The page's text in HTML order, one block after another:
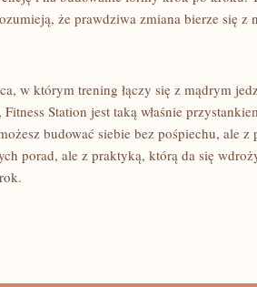
że prawdziwa zmiana bierze się z
w którym trening łączy się z mądrym
Station jest taką właśnie
budować siebie bez pośpiechu, ale
porad, ale z praktyką, którą da się